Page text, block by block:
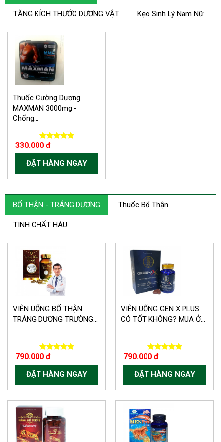
TĂNG KÍCH THƯỚC DƯƠNG VẬT Kẹo Sinh Lý Nam Nữ
Thuốc Cường Dương
MAXMAN 3000mg -
Chống...
330.000 đ
ĐẶT HÀNG NGAY
BỔ THẬN - TRÁNG DƯƠNG Thuốc Bổ Thận
TINH CHẤT HÀU
VIÊN UỐNG BỔ THẬN
TRÁNG DƯƠNG TRƯỜNG...
790.000 đ
ĐẶT HÀNG NGAY
VIÊN UỐNG GEN X PLUS
CÓ TỐT KHÔNG? MUA Ở...
790.000 đ
ĐẶT HÀNG NGAY
-150.000 VND